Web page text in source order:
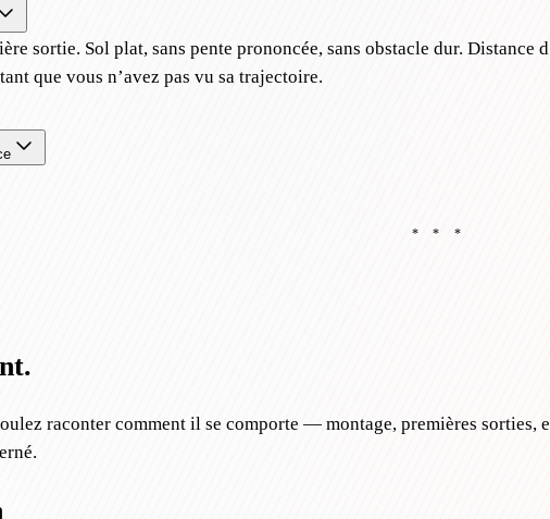
sortie. Sol plat, sans pente prononcée, sans obstacle dur.
que vous n’avez pas vu sa trajectoire.
* * *
raconter comment il se comporte — montage, premières